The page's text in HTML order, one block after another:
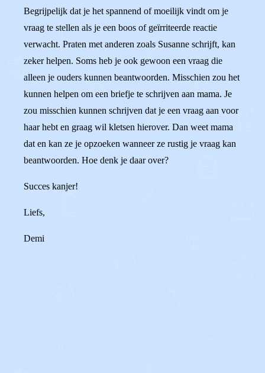
Begrijpelijk dat je het spannend of moeilijk vindt om je
vraag te stellen als je een boos of geïrriteerde reactie
verwacht. Praten met anderen zoals Susanne schrijft, kan
zeker helpen. Soms heb je ook gewoon een vraag die
alleen je ouders kunnen beantwoorden. Misschien zou het
kunnen helpen om een briefje te schrijven aan mama. Je
zou misschien kunnen schrijven dat je een vraag aan voor
haar hebt en graag wil kletsen hierover. Dan weet mama
dat en kan ze je opzoeken wanneer ze rustig je vraag kan
beantwoorden. Hoe denk je daar over?
Succes kanjer!
Liefs,
Demi